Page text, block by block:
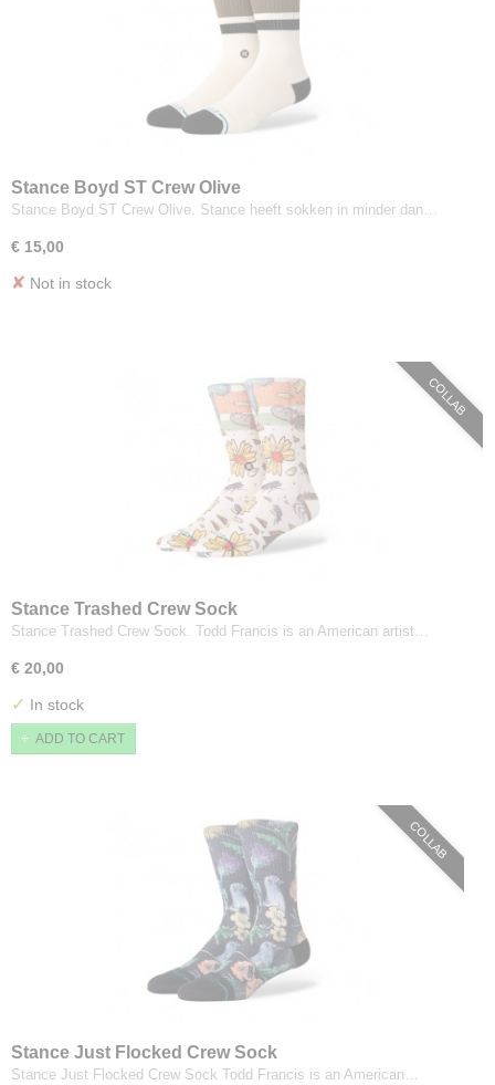
Stance Boyd ST Crew Olive
Stance Boyd ST Crew Olive. Stance heeft sokken in minder dan…
€ 15,00
✘ Not in stock
COLLAB
Stance Trashed Crew Sock
Stance Trashed Crew Sock. Todd Francis is an American artist…
€ 20,00
✓ In stock
ADD TO CART
COLLAB
Stance Just Flocked Crew Sock
Stance Just Flocked Crew Sock Todd Francis is an American…